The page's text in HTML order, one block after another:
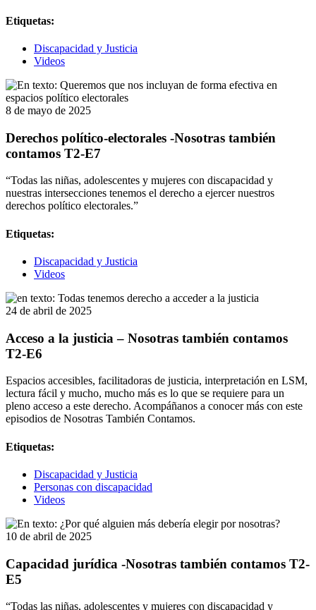
Etiquetas:
Discapacidad y Justicia
Videos
8 de mayo de 2025
Derechos político-electorales -Nosotras también
contamos T2-E7
“Todas las niñas, adolescentes y mujeres con discapacidad y
nuestras intersecciones tenemos el derecho a ejercer nuestros
derechos político electorales.”
Etiquetas:
Discapacidad y Justicia
Videos
24 de abril de 2025
Acceso a la justicia – Nosotras también contamos
T2-E6
Espacios accesibles, facilitadoras de justicia, interpretación en LSM,
lectura fácil y mucho, mucho más es lo que se requiere para un
pleno acceso a este derecho. Acompáñanos a conocer más con este
episodios de Nosotras También Contamos.
Etiquetas:
Discapacidad y Justicia
Personas con discapacidad
Videos
10 de abril de 2025
Capacidad jurídica -Nosotras también contamos T2-
E5
“Todas las niñas, adolescentes y mujeres con discapacidad y